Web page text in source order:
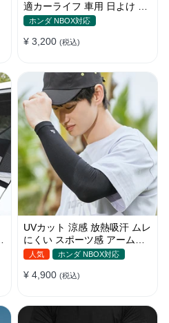
適カーライフ 車用 日よけ 遮
光 UVカット 通気
ホンダ NBOX対応
¥ 3,200 (税込)
UVカット 涼感 放熱吸汗 ムレ
にくい スポーツ感 アームカ
バー 男女汎用
人気 ホンダ NBOX対応
¥ 4,900 (税込)